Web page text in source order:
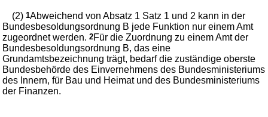
(2)1Abweichend von Absatz 1 Satz 1 und 2 kann in der
Bundesbesoldungsordnung B jede Funktion nur einem Amt
zugeordnet werden.2Für die Zuordnung zu einem Amt der
Bundesbesoldungsordnung B, das eine
Grundamtsbezeichnung trägt, bedarf die zuständige oberste
Bundesbehörde des Einvernehmens des Bundesministeriums
des Innern, für Bau und Heimat und des Bundesministeriums
der Finanzen.